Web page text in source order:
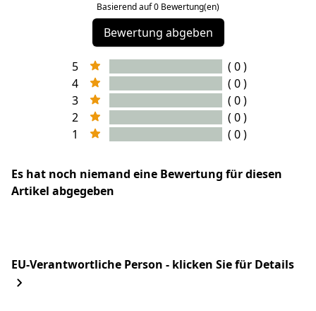
Basierend auf 0 Bewertung(en)
Bewertung abgeben
5
( 0 )
4
( 0 )
3
( 0 )
2
( 0 )
1
( 0 )
Es hat noch niemand eine Bewertung für diesen
Artikel abgegeben
EU-Verantwortliche Person - klicken Sie für Details